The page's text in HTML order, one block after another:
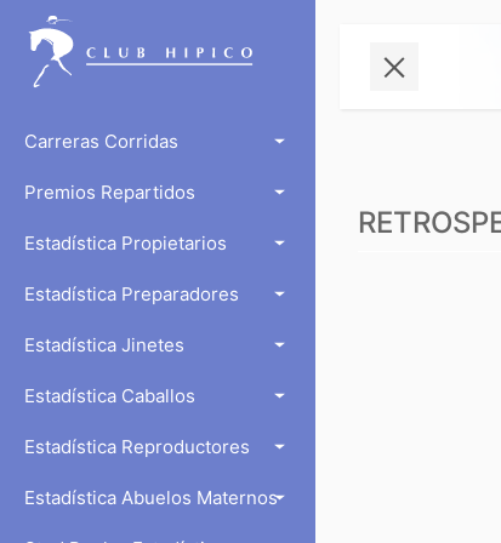
Carreras Corridas
Premios Repartidos
Estadística Propietarios
Estadística Preparadores
Estadística Jinetes
Estadística Caballos
Estadística Reproductores
Estadística Abuelos Maternos